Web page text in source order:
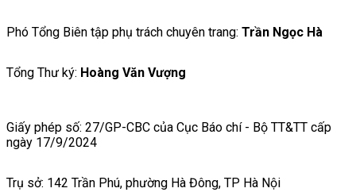
Phó Tổng Biên tập phụ trách chuyên trang: Trần Ngọc Hà
Tổng Thư ký: Hoàng Văn Vượng
Giấy phép số: 27/GP-CBC của Cục Báo chí - Bộ TT&TT cấp
ngày 17/9/2024
Trụ sở: 142 Trần Phú, phường Hà Đông, TP Hà Nội